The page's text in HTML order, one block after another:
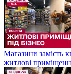
Магазини замість
житлові